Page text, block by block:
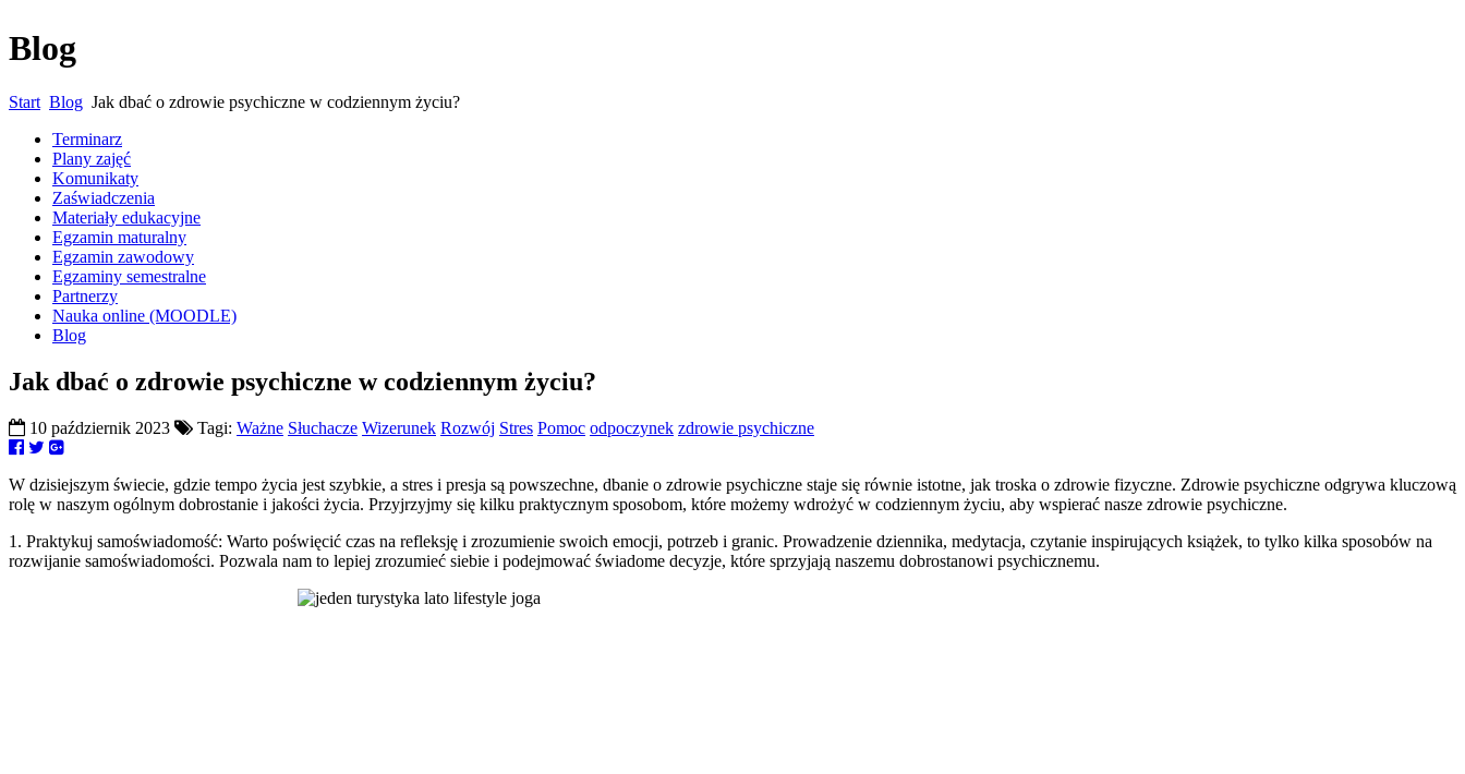
Blog
Start Blog Jak dbać o zdrowie psychiczne w codziennym życiu?
Terminarz
Plany zajęć
Komunikaty
Zaświadczenia
Materiały edukacyjne
Egzamin maturalny
Egzamin zawodowy
Egzaminy semestralne
Partnerzy
Nauka online (MOODLE)
Blog
Jak dbać o zdrowie psychiczne w codziennym życiu?
10 październik 2023 Tagi: Ważne Słuchacze Wizerunek Rozwój Stres Pomoc odpoczynek zdrowie psychiczne
W dzisiejszym świecie, gdzie tempo życia jest szybkie, a stres i presja są powszechne, dbanie o zdrowie psychiczne staje się równie istotne, jak troska o zdrowie fizyczne. Zdrowie psychiczne odgrywa kluczową
rolę w naszym ogólnym dobrostanie i jakości życia. Przyjrzyjmy się kilku praktycznym sposobom, które możemy wdrożyć w codziennym życiu, aby wspierać nasze zdrowie psychiczne.
1. Praktykuj samoświadomość: Warto poświęcić czas na refleksję i zrozumienie swoich emocji, potrzeb i granic. Prowadzenie dziennika, medytacja, czytanie inspirujących książek, to tylko kilka sposobów na
rozwijanie samoświadomości. Pozwala nam to lepiej zrozumieć siebie i podejmować świadome decyzje, które sprzyjają naszemu dobrostanowi psychicznemu.